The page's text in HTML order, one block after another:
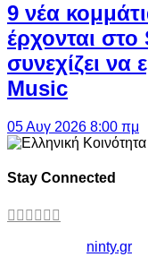
9 νέα
έρχονται
συνεχίζει να
Music
05 Αυγ 2026 8:00 πμ
Stay Connected
ninty.gr